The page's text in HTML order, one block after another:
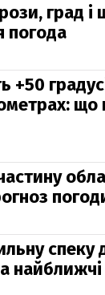
град і
погода
+50
що
спеку
найближчі